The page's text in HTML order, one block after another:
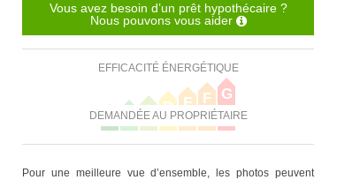
Vous avez besoin d’un prêt hypothécaire ?
Nous pouvons vous aider
EFFICACITÉ ÉNERGÉTIQUE
A B C D E F G
DEMANDÉE AU PROPRIÉTAIRE
Pour une meilleure vue d’ensemble, les photos peuvent